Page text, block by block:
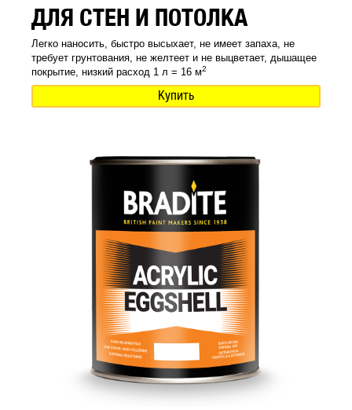
ДЛЯ СТЕН И ПОТОЛКА
Легко наносить, быстро высыхает, не имеет запаха, не
требует грунтования, не желтеет и не выцветает, дышащее
покрытие, низкий расход 1 л = 16 м2
Купить